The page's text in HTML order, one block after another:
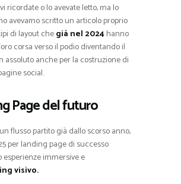
ricordate o lo avevate letto, ma lo
avevamo scritto un articolo proprio
di layout chegià nel 2024hanno
corsa verso il podio diventando il
assoluto anche per la costruzione di
social.
Page del futuro
flusso partito già dallo scorso anno,
per landing page di successo
esperienze immersive e
visivo.